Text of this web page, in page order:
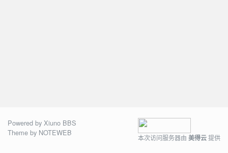
Powered by Xiuno BBS
Theme by NOTEWEB
本次访问服务器由 美得云提供